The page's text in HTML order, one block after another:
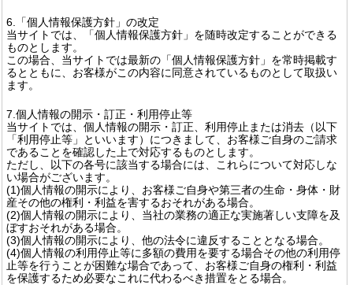
6.「個人情報保護方針」の改定
当サイトでは、「個人情報保護方針」を随時改定することができる
ものとします。
この場合、当サイトでは最新の「個人情報保護方針」を常時掲載す
るとともに、お客様がこの内容に同意されているものとして取扱い
ます。
7.個人情報の開示・訂正・利用停止等
当サイトでは、個人情報の開示・訂正、利用停止または消去（以下
「利用停止等」といいます）につきまして、お客様ご自身のご請求
であることを確認した上で対応するものとします。
ただし、以下の各号に該当する場合には、これらについて対応しな
い場合がございます。
(1)個人情報の開示により、お客様ご自身や第三者の生命・身体・財
産その他の権利・利益を害するおそれがある場合。
(2)個人情報の開示により、当社の業務の適正な実施著しい支障を及
ぼすおそれがある場合。
(3)個人情報の開示により、他の法令に違反することとなる場合。
(4)個人情報の利用停止等に多額の費用を要する場合その他の利用停
止等を行うことが困難な場合であって、お客様ご自身の権利・利益
を保護するため必要なこれに代わるべき措置をとる場合。